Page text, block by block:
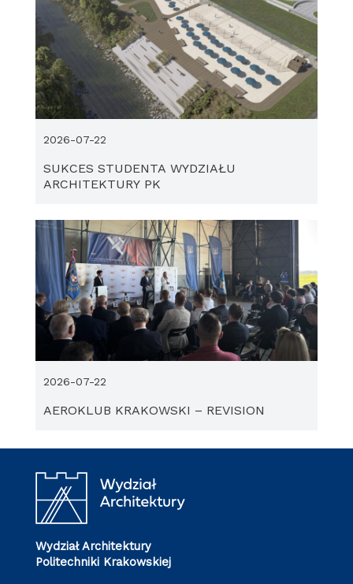
SUKCES STUDENTA WYDZIAŁU
ARCHITEKTURY PK
2026-07-22
AEROKLUB KRAKOWSKI – REVISION
2026-07-22
Wydział Architektury
Politechniki Krakowskiej